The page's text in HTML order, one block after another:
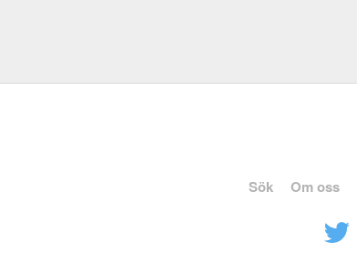
Sök Om oss